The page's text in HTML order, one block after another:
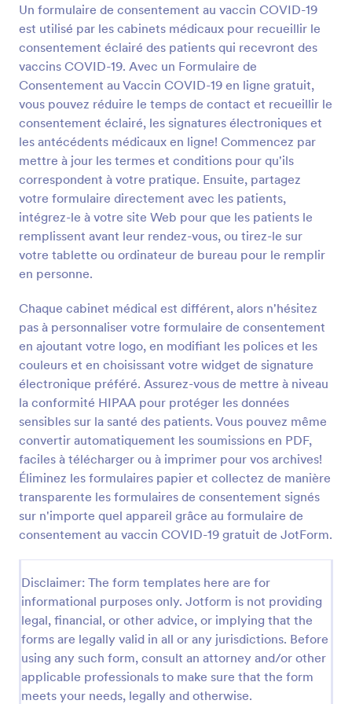
Un formulaire de consentement au vaccin COVID-19
est utilisé par les cabinets médicaux pour recueillir le
consentement éclairé des patients qui recevront des
vaccins COVID-19. Avec un Formulaire de
Consentement au Vaccin COVID-19 en ligne gratuit,
vous pouvez réduire le temps de contact et recueillir le
consentement éclairé, les signatures électroniques et
les antécédents médicaux en ligne! Commencez par
mettre à jour les termes et conditions pour qu'ils
correspondent à votre pratique. Ensuite, partagez
votre formulaire directement avec les patients,
intégrez-le à votre site Web pour que les patients le
remplissent avant leur rendez-vous, ou tirez-le sur
votre tablette ou ordinateur de bureau pour le remplir
en personne.
Chaque cabinet médical est différent, alors n'hésitez
pas à personnaliser votre formulaire de consentement
en ajoutant votre logo, en modifiant les polices et les
couleurs et en choisissant votre widget de signature
électronique préféré. Assurez-vous de mettre à niveau
la conformité HIPAA pour protéger les données
sensibles sur la santé des patients. Vous pouvez même
convertir automatiquement les soumissions en PDF,
faciles à télécharger ou à imprimer pour vos archives!
Éliminez les formulaires papier et collectez de manière
transparente les formulaires de consentement signés
sur n'importe quel appareil grâce au formulaire de
consentement au vaccin COVID-19 gratuit de JotForm.
Disclaimer: The form templates here are for
informational purposes only. Jotform is not providing
legal, financial, or other advice, or implying that the
forms are legally valid in all or any jurisdictions. Before
using any such form, consult an attorney and/or other
applicable professionals to make sure that the form
meets your needs, legally and otherwise.
médicaux en ligne! Commencez par mettre à jour
les termes et conditions pour qu'ils correspondent à
votre pratique. Ensuite, partagez votre formulaire
directement avec les patients, intégrez-le à votre
site Web pour que les patients le remplissent avant
leur rendez-vous, ou tirez-le sur votre tablette ou
ordinateur de bureau pour le remplir en personne.
Chaque cabinet médical est différent, alors n'hésitez
pas à personnaliser votre formulaire de
consentement en ajoutant votre logo, en modifiant
les polices et les couleurs et en choisissant votre
widget de signature électronique préféré. Assurez-
vous de mettre à niveau la conformité HIPAA pour
protéger les données sensibles sur la santé des
patients. Vous pouvez même convertir
automatiquement les soumissions en PDF, faciles à
télécharger ou à imprimer pour vos archives!
manière transparente les formulaires de
consentement signés sur n'importe quel appareil
grâce au formulaire de consentement au vaccin
COVID-19 gratuit de JotForm.
Prévisualiser
Bon De Commande Produits
Ce modèle de bon de commande de produits est un
moyen rapide de commencer à vendre en ligne. Le
modèle est entièrement personnalisable, ce qui vous
permet d'ajouter de nouveaux champs, de le
personnaliser en fonction de votre marque et
d'ajouter de nouveaux produits à vendre. Mieux
encore, vous pouvez connecter ce bon de
commande à un partenaire de paiement Jotform
directement par le biais du formulaire lui-même, ce
qui réduit les allers-retours de mail lorsque vous
devez être payé par un client. Pour augmenter
encore plus votre productivité, il vous suffit de
sélectionner un des modèles de bon de commande
de produits Jotform et de personnaliser le design
pour qu'il corresponde à votre entreprise grâce à
notre générateur de formulaire.
Go to Category:
Formulaires commande de produits
Utiliser le modèle
Prévisualiser